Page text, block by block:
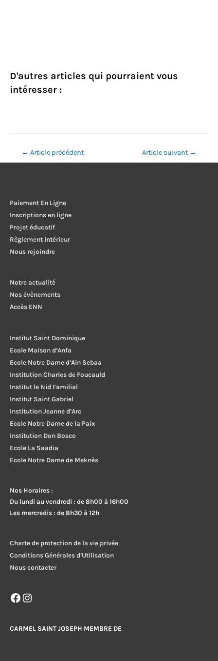
D'autres articles qui pourraient vous
intéresser :
Navigation
de
← Article précédent Article suivant →
Paiement En Ligne
Inscriptions en ligne
Projet éducatif
Règlement intérieur
Nous rejoindre
Notre actualité
Nos évènements
Accès ENN
Institut Saint Dominique
Ecole Maison d’Anfa
Ecole Notre Dame d’Ain Sebaa
Institution Charles de Foucauld
Institut le Nid Familial
Institut Saint Gabriel
Institution Jeanne d’Arc
Ecole Notre Dame de la Paix
Institution Don Bosco
Ecole La Saadia
Ecole Notre Dame de Meknès
Nos Horaires :
Du lundi au vendredi : de 8h00 à 16h00
Les mercredis : de 8h30 à 12h
Charte de protection de la vie privée
Conditions Générales d’Utilisation
Nous contacter
Facebook
Instagram
CARMEL SAINT JOSEPH MEMBRE DE